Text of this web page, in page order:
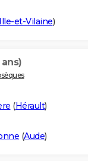
et-Vilaine)
(Hérault)
(Aude)